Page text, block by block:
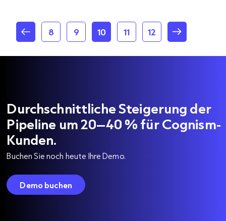
8 9 10 11 12
Durchschnittliche Steigerung der
Pipeline um 20–40 % für Cognism-
Kunden.
Buchen Sie noch heute Ihre Demo.
Demo buchen